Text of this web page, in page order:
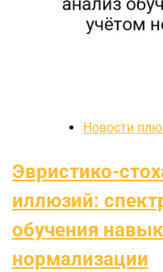
Новости
Эвристико-
иллюзий:
обучения
нормализации